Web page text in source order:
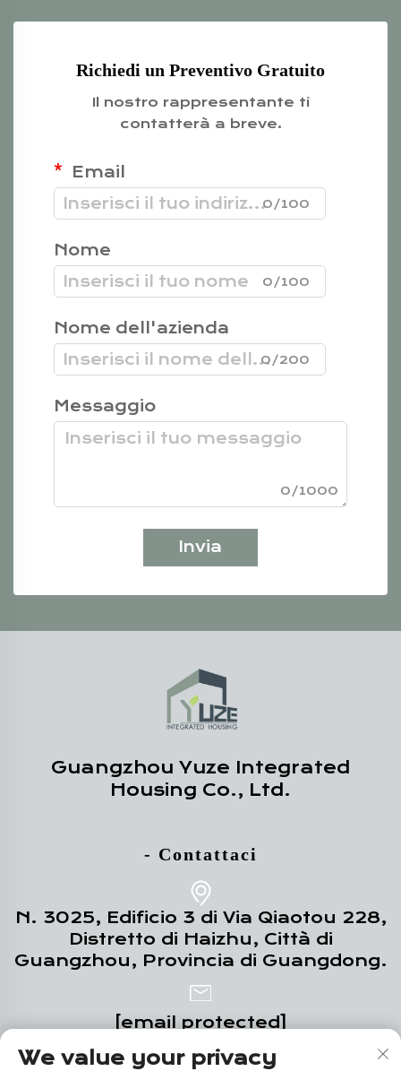
Richiedi un Preventivo Gratuito
Il nostro rappresentante ti
contatterà a breve.
Email
0/100
Nome
0/100
Nome dell'azienda
0/200
Messaggio
0/1000
Invia
Guangzhou Yuze Integrated
Housing Co., Ltd.
- Contattaci
N. 3025, Edificio 3 di Via Qiaotou 228,
Distretto di Haizhu, Città di
Guangzhou, Provincia di Guangdong.
[email protected]
We value your privacy